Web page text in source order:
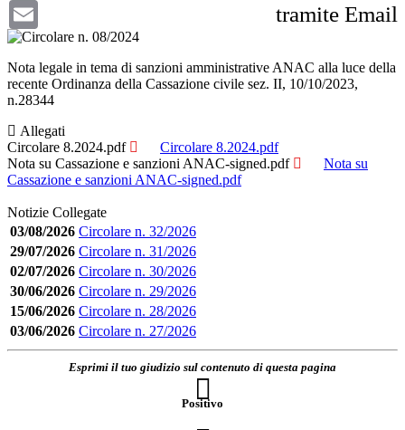
tramite Email
Nota legale in tema di sanzioni amministrative ANAC alla luce della
recente Ordinanza della Cassazione civile sez. II, 10/10/2023,
n.28344
Allegati
Circolare 8.2024.pdf
Circolare 8.2024.pdf
Nota su Cassazione e sanzioni ANAC-signed.pdf
Nota su
Cassazione e sanzioni ANAC-signed.pdf
Notizie Collegate
03/08/2026 Circolare n. 32/2026
29/07/2026 Circolare n. 31/2026
02/07/2026 Circolare n. 30/2026
30/06/2026 Circolare n. 29/2026
15/06/2026 Circolare n. 28/2026
03/06/2026 Circolare n. 27/2026
Esprimi il tuo giudizio sul contenuto di questa pagina
Positivo